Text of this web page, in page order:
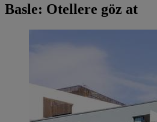
Basle: Otellere göz at